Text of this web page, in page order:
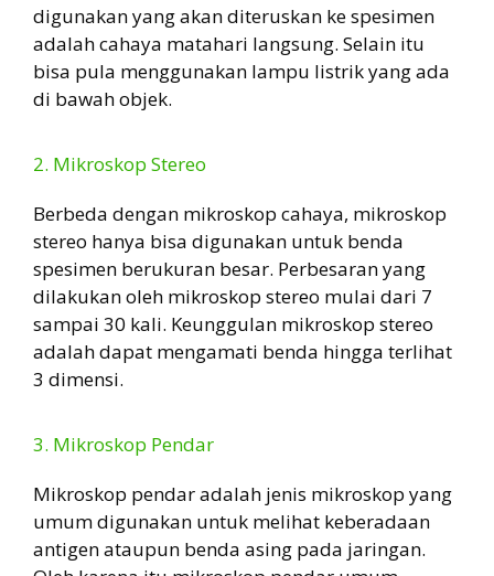
digunakan yang akan diteruskan ke spesimen
adalah cahaya matahari langsung. Selain itu
bisa pula menggunakan lampu listrik yang ada
di bawah objek.
2. Mikroskop Stereo
Berbeda dengan mikroskop cahaya, mikroskop
stereo hanya bisa digunakan untuk benda
spesimen berukuran besar. Perbesaran yang
dilakukan oleh mikroskop stereo mulai dari 7
sampai 30 kali. Keunggulan mikroskop stereo
adalah dapat mengamati benda hingga terlihat
3 dimensi.
3. Mikroskop Pendar
Mikroskop pendar adalah jenis mikroskop yang
umum digunakan untuk melihat keberadaan
antigen ataupun benda asing pada jaringan.